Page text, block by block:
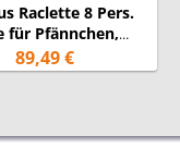
Raclette 8 Pers.
für Pfännchen,
2 x 21x23cm
89,49 €